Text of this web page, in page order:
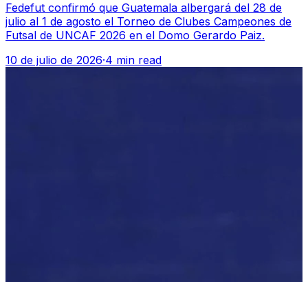
Fedefut confirmó que Guatemala albergará del 28 de
julio al 1 de agosto el Torneo de Clubes Campeones de
Futsal de UNCAF 2026 en el Domo Gerardo Paiz.
10 de julio de 2026·4 min read